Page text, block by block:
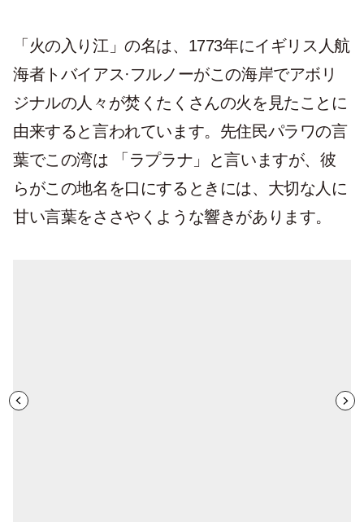
「火の入り江」の名は、1773年にイギリス人航
海者トバイアス·フルノーがこの海岸でアボリ
ジナルの人々が焚くたくさんの火を見たことに
由来すると言われています。先住民パラワの言
葉でこの湾は 「ラプラナ」と言いますが、彼
らがこの地名を口にするときには、大切な人に
甘い言葉をささやくような響きがあります。